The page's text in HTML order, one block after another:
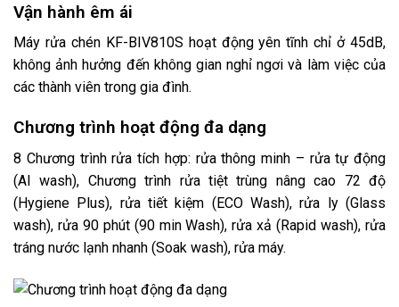
Vận hành êm ái
Máy rửa chén KF-BIV810S hoạt động yên tĩnh chỉ ở 45dB,
không ảnh hưởng đến không gian nghỉ ngơi và làm việc của
các thành viên trong gia đình.
Chương trình hoạt động đa dạng
8 Chương trình rửa tích hợp: rửa thông minh – rửa tự động
(AI wash), Chương trình rửa tiệt trùng nâng cao 72 độ
(Hygiene Plus), rửa tiết kiệm (ECO Wash), rửa ly (Glass
wash), rửa 90 phút (90 min Wash), rửa xả (Rapid wash), rửa
tráng nước lạnh nhanh (Soak wash), rửa máy.